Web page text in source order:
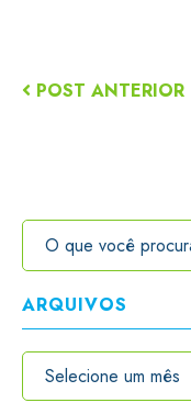
POST ANTERIOR
ARQUIVOS